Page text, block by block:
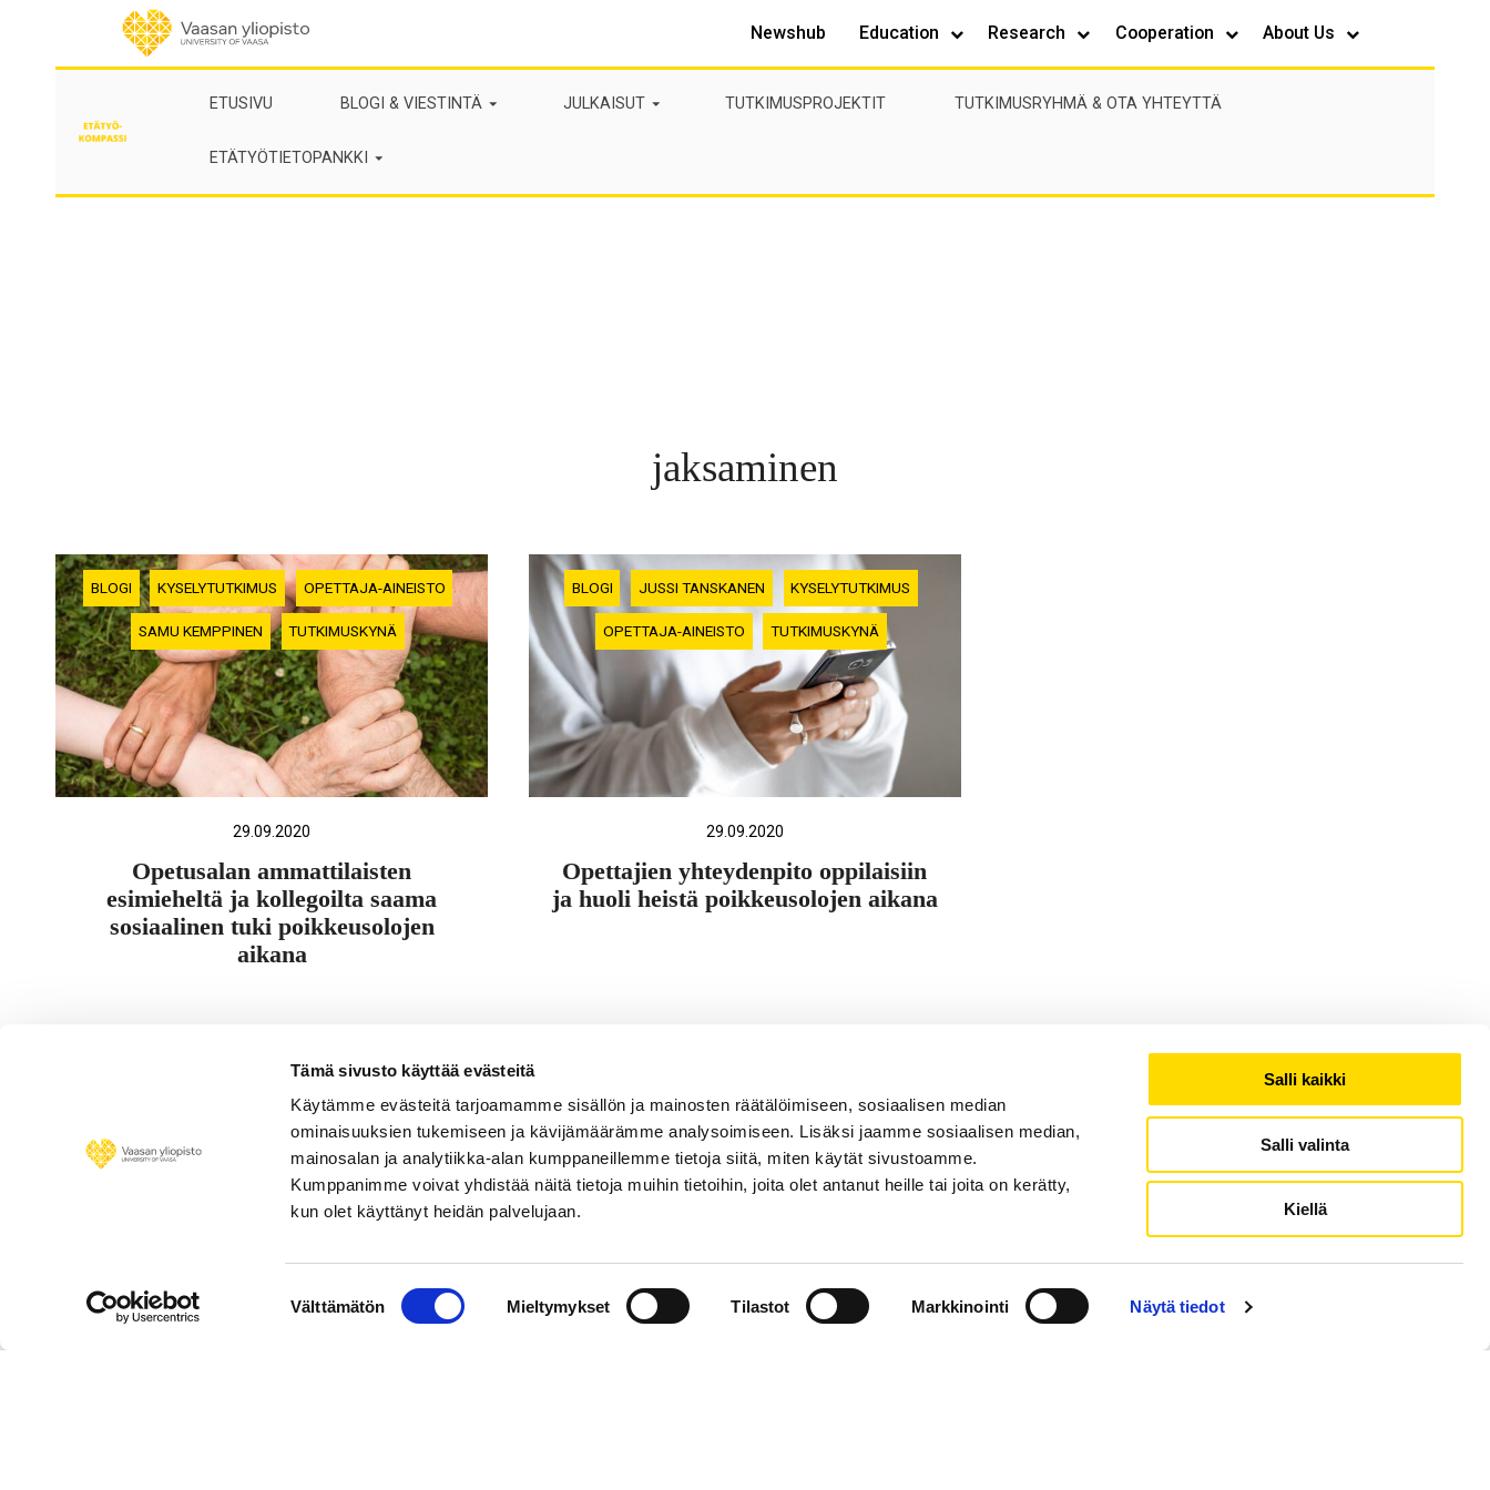
Tämä sivusto käyttää evästeitä
Käytämme evästeitä tarjoamamme sisällön ja mainosten räätälöimiseen, sosiaalisen median
ominaisuuksien tukemiseen ja kävijämäärämme analysoimiseen. Lisäksi jaamme sosiaalisen median,
mainosalan ja analytiikka-alan kumppaneillemme tietoja siitä, miten käytät sivustoamme.
Kumppanimme voivat yhdistää näitä tietoja muihin tietoihin, joita olet antanut heille tai joita on kerätty,
kun olet käyttänyt heidän palvelujaan.
valinta
Välttämätön Mieltymykset Tilastot Markkinointi Näytä tiedot
Salli kaikki
Salli valinta
Kiellä
content
Newshub Education Research Cooperation About Us
ETUSIVU BLOGI & VIESTINTÄ JULKAISUT TUTKIMUSPROJEKTIT TUTKIMUSRYHMÄ & OTA YHTEYTTÄ
ETÄTYÖTIETOPANKKI
jaksaminen
BLOGI KYSELYTUTKIMUS OPETTAJA-AINEISTO
SAMU KEMPPINEN TUTKIMUSKYNÄ
29.09.2020
Opetusalan ammattilaisten
esimieheltä ja kollegoilta saama
sosiaalinen tuki poikkeusolojen
aikana
BLOGI JUSSI TANSKANEN KYSELYTUTKIMUS
OPETTAJA-AINEISTO TUTKIMUSKYNÄ
29.09.2020
Opettajien yhteydenpito oppilaisiin
ja huoli heistä poikkeusolojen aikana
Etätyökompassi on
Vaasan yliopiston
LEADIS-tutkimustiimin
etätyön tuloksellisesta
johtamisesta.
SISÄLTÖ
BLOGI
TUTKIMUSPROJEKTIT
JULKAISUT
TUTKIMUSRYHMÄ &
ETÄTYÖTIETOPANKKI